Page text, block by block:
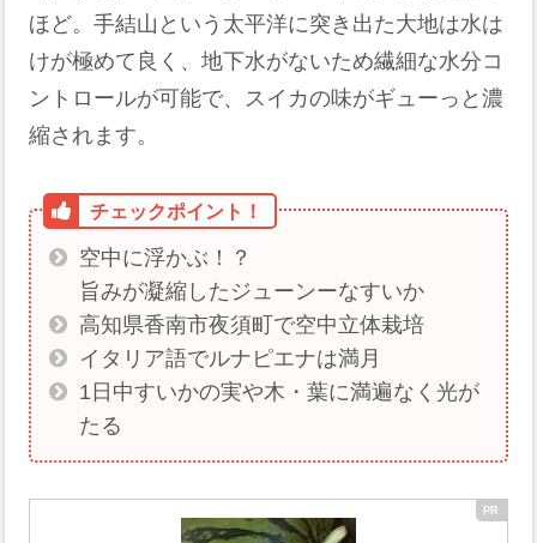
ほど。手結山という太平洋に突き出た大地は水は
けが極めて良く、地下水がないため繊細な水分コ
ントロールが可能で、スイカの味がギューっと濃
縮されます。
空中に浮かぶ！？
旨みが凝縮したジューンーなすいか
高知県香南市夜須町で空中立体栽培
イタリア語でルナピエナは満月
1日中すいかの実や木・葉に満遍なく光が
たる